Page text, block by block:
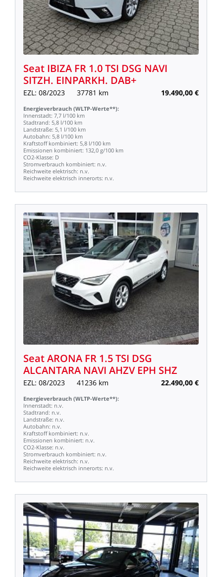
Seat IBIZA FR 1.0TSI DSG NAVI
SITZH. EINPARKH. DAB+
EZL: 08/2023 37781 km 19.490,00 €
Energieverbrauch (WLTP-Werte**):
Innenstadt: 7,7 l/100 km
Stadtrand: 5,8 l/100 km
Landstraße: 5,1 l/100 km
Autobahn: 5,8 l/100 km
Kraftstoff kombiniert: 5,8 l/100 km
Emissionen kombiniert: 132,0 g/100 km
CO2-Klasse: D
Stromverbrauch kombiniert: n.v.
Reichweite elektrisch: n.v.
Reichweite elektrisch innerorts: n.v.
SeatARONA FR 1.5TSI DSG
ALCANTARA NAVI AHZV EPH SHZ
EZL: 08/2023 41236 km 22.490,00 €
Energieverbrauch (WLTP-Werte**):
Innenstadt: n.v.
Stadtrand: n.v.
Landstraße: n.v.
Autobahn: n.v.
Kraftstoff kombiniert: n.v.
Emissionen kombiniert: n.v.
CO2-Klasse: n.v.
Stromverbrauch kombiniert: n.v.
Reichweite elektrisch: n.v.
Reichweite elektrisch innerorts: n.v.